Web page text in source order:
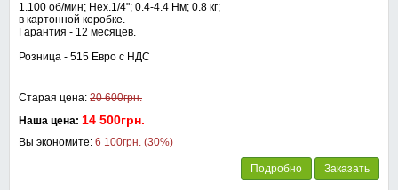
1.100 об/мин; Hex.1/4"; 0.4-4.4 Нм; 0.8 кг;
в картонной коробке.
Гарантия - 12 месяцев.
Розница - 515 Евро с НДС
Старая цена: 20 600грн.
Наша цена: 14 500грн.
Вы экономите: 6 100грн. (30%)
Подробно Заказать